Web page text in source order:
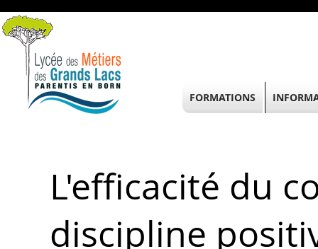
L'efficacité du
discipline
FORMATIONS